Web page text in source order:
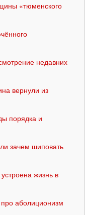
«тюменского
недавних
вернули из
порядка и
зачем шиповать
жизнь в
аболиционизм